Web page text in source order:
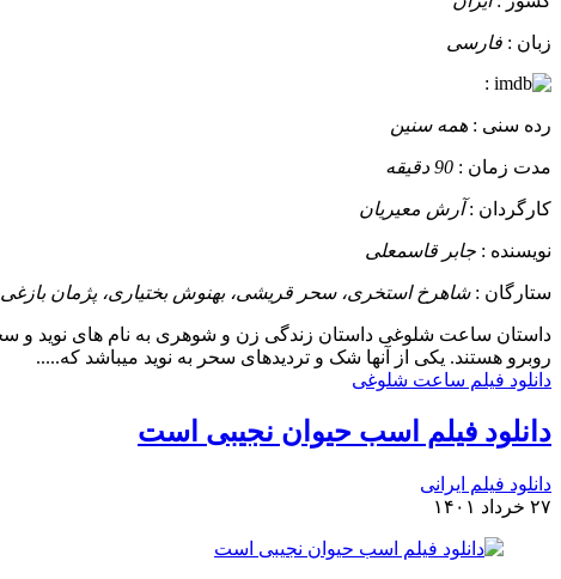
زبان : فارسی
:
رده سنی : همه سنین
مدت زمان : 90 دقیقه
کارگردان :آرش معیریان
نویسنده : جابر قاسمعلی
ستارگان :شاهرخ استخری، سحر قریشی، بهنوش بختیاری، پژمان بازغی
داستان
روبرو هستند. یکی از آنها شک و تردیدهای سحر به نوید میباشد که.....
دانلود فیلم ساعت شلوغی
دانلود فیلم اسب حیوان نجیبی است
دانلود فیلم ایرانی
۲۷ خرداد ۱۴۰۱